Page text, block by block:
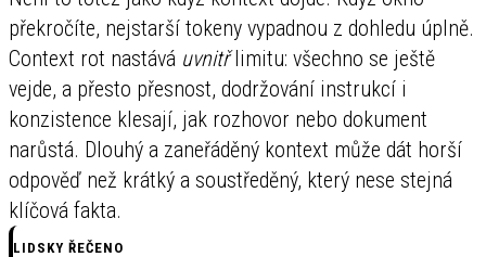
překročíte, nejstarší tokeny vypadnou z dohledu úplně.
Context rot nastává uvnitřlimitu: všechno se ještě
vejde, a přesto přesnost, dodržování instrukcí i
konzistence klesají, jak rozhovor nebo dokument
narůstá. Dlouhý a zaneřáděný kontext může dát horší
odpověď než krátký a soustředěný, který nese stejná
klíčová fakta.
LIDSKY ŘEČENO